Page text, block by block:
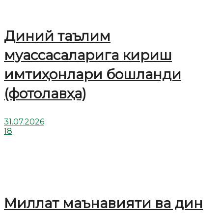
Диний таълим
муассасаларига кириш
имтиҳонлари бошланди
(фотолавҳа)
31.07.2026
18
Миллат маънавияти ва дин